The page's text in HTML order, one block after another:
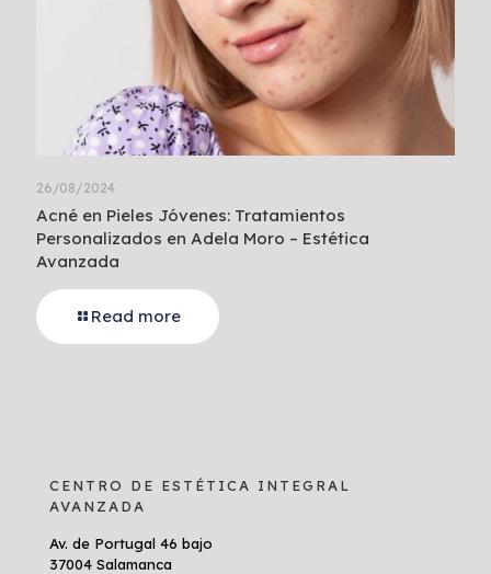
26/08/2024
Acné en Pieles Jóvenes: Tratamientos
Personalizados en Adela Moro – Estética
Avanzada
Read more
CENTRO DE ESTÉTICA INTEGRAL
AVANZADA
Av. de Portugal 46 bajo
37004 Salamanca